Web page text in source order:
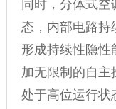
同时，分体式
态，内部电路持
形成持续性隐性
加无限制的自主
处于高位运行状